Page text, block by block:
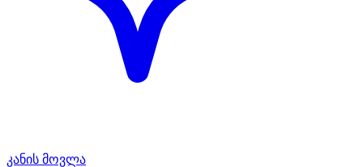
კანის მოვლა